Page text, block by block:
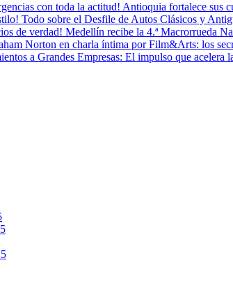
con toda la actitud! Antioquia fortalece sus
Todo sobre el Desfile de Autos Clásicos y
de verdad! Medellín recibe la 4.ª Macrorrueda
Norton en charla íntima por Film&Arts: los
a Grandes Empresas: El impulso que acelera